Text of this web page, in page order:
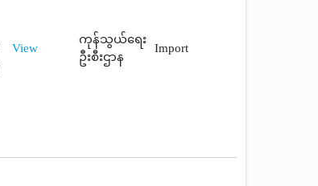
View
ကုန်သွယ်ရေး
ဦးစီးဌာန
Import